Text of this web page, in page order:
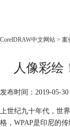
首页
产品
老用户福利
下载
CorelDRAW中文网站 > 案
人像彩绘
发布时间：2019-05-30
上世纪九十年代，世
格，WPAP是印尼的